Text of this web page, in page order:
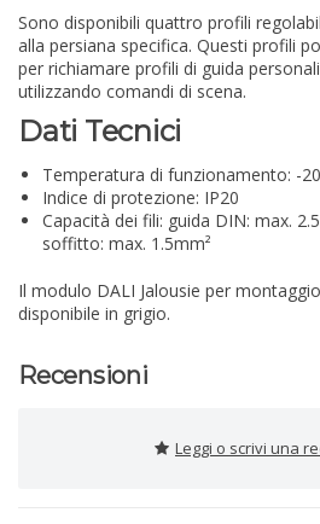
Sono disponibili quattro profili
alla persiana specifica. Questi profili
per richiamare profili di guida
utilizzando comandi di scena.
Dati Tecnici
Temperatura di funzionamento: -
Indice di protezione: IP20
Capacità dei fili: guida DIN: max.
soffitto: max. 1.5mm²
Il modulo DALI Jalousie per
disponibile in grigio.
Recensioni
Leggi o scrivi una